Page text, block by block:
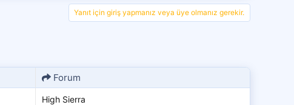
Yanıt için giriş yapmanız veya üye olmanız gerekir.
Forum
High Sierra